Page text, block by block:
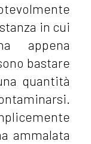
in cui
appena
bastare
quantità
ammalata